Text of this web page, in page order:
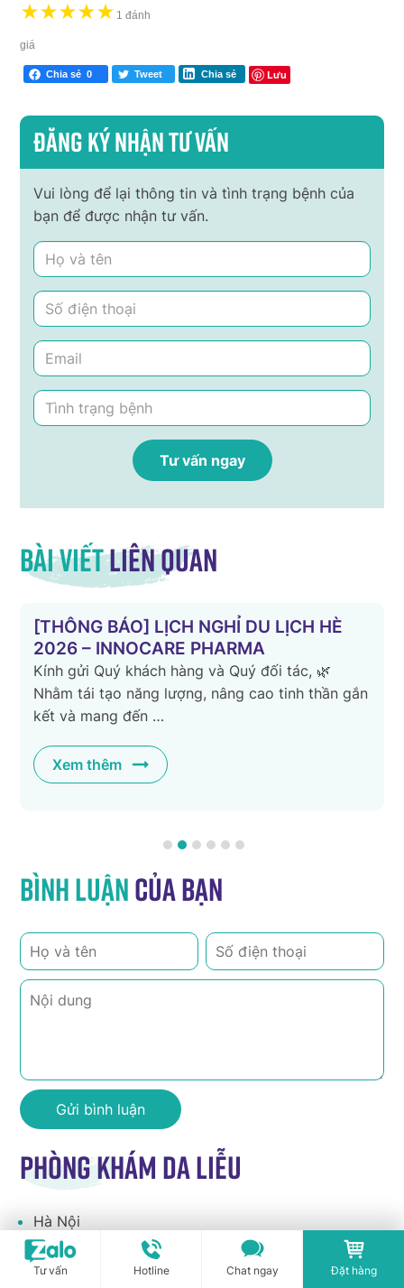
★★★★★ 1 đánh
giá
Chia sẻ 0 Tweet Chia sẻ Lưu
Đăng ký nhận tư vấn
Vui lòng để lại thông tin và tình trạng bệnh của
bạn để được nhận tư vấn.
Bài viếtliên quan
Thông báo lịch nghỉ lễ Giỗ Tổ Hùng
Vương, 30/4 và 1/5 năm 2026 –
Innocare Pharma
Kính gửi: Quý Khách hàng, Quý Đối tác và toàn
thể Cán bộ nhân viên Công ty. Để thuận tiện cho
Xem thêm
Bình luậncủa bạn
Phòng khám da liễu
Hà Nội
Hồ Chí Minh
Tư vấn Hotline Chat ngay Đặt hàng